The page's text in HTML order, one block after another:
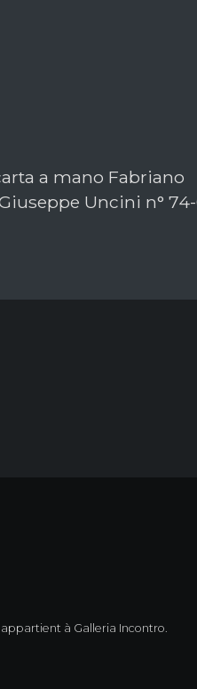
a mano Fabriano
Uncini n° 74-
à Galleria Incontro.